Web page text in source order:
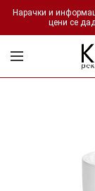
Нарачки и
цени се